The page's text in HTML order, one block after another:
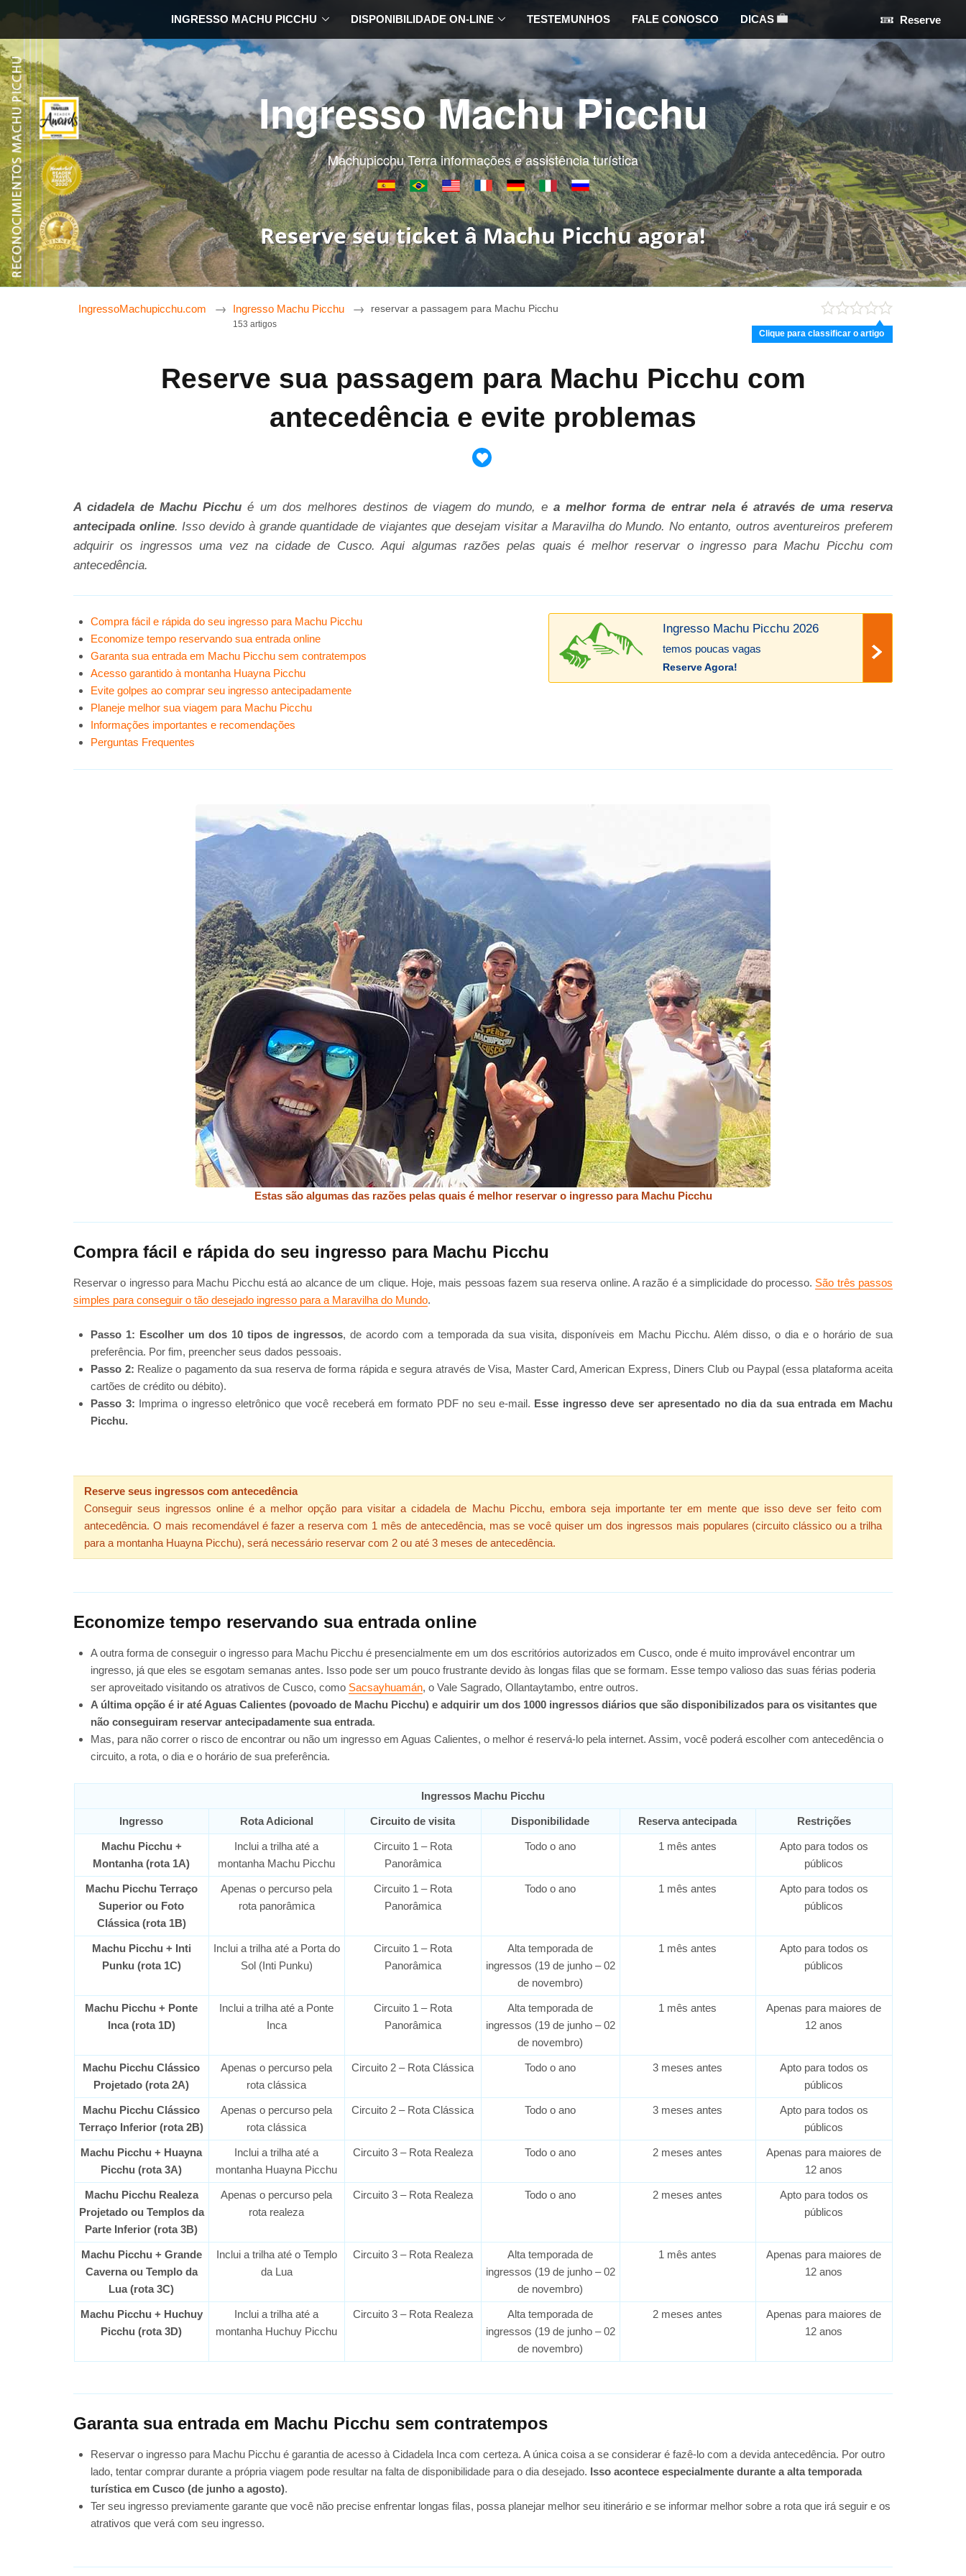
INGRESSO MACHU PICCHU DISPONIBILIDADE ON-LINE TESTEMUNHOS FALE CONOSCO DICAS Reserve
Ingresso Machu Picchu
Machupicchu Terra informações e assistência turística
Reserve seu ticket â Machu Picchu agora!
IngressoMachupicchu.com Ingresso Machu Picchu
153 artigos
reservar a passagem para Machu Picchu
Clique para classificar o artigo
Reserve sua passagem para Machu Picchu com
antecedência e evite problemas
A cidadela de Machu Picchu é um dos melhores destinos de viagem do mundo, ea melhor forma de entrar nela é através de uma reserva
antecipada online. Isso devido à grande quantidade de viajantes que desejam visitar a Maravilha do Mundo. No entanto, outros aventureiros preferem
adquirir os ingressos uma vez na cidade de Cusco. Aqui algumas razões pelas quais é melhor reservar o ingresso para Machu Picchu com
antecedência.
Ingresso Machu Picchu 2026
temos poucas vagas
Reserve Agora!
Compra fácil e rápida do seu ingresso para Machu Picchu
Economize tempo reservando sua entrada online
Garanta sua entrada em Machu Picchu sem contratempos
Acesso garantido à montanha Huayna Picchu
Evite golpes ao comprar seu ingresso antecipadamente
Planeje melhor sua viagem para Machu Picchu
Informações importantes e recomendações
Perguntas Frequentes
Estas são algumas das razões pelas quais é melhor reservar o ingresso para Machu Picchu
Compra fácil e rápida do seu ingresso para Machu Picchu
Reservar o ingresso para Machu Picchu está ao alcance de um clique. Hoje, mais pessoas fazem sua reserva online. A razão é a simplicidade do processo. São três passos
simples para conseguir o tão desejado ingresso para a Maravilha do Mundo.
Passo 1: Escolher um dos 10 tipos de ingressos, de acordo com a temporada da sua visita, disponíveis em Machu Picchu. Além disso, o dia e o horário de sua
preferência. Por fim, preencher seus dados pessoais.
Passo 2: Realize o pagamento da sua reserva de forma rápida e segura através de Visa, Master Card, American Express, Diners Club ou Paypal (essa plataforma aceita
cartões de crédito ou débito).
Passo 3: Imprima o ingresso eletrônico que você receberá em formato PDF no seu e-mail. Esse ingresso deve ser apresentado no dia da sua entrada em Machu
Picchu.
Reserve seus ingressos com antecedência
Conseguir seus ingressos online é a melhor opção para visitar a cidadela de Machu Picchu, embora seja importante ter em mente que isso deve ser feito com
antecedência. O mais recomendável é fazer a reserva com 1 mês de antecedência, mas se você quiser um dos ingressos mais populares (circuito clássico ou a trilha
para a montanha Huayna Picchu), será necessário reservar com 2 ou até 3 meses de antecedência.
Economize tempo reservando sua entrada online
A outra forma de conseguir o ingresso para Machu Picchu é presencialmente em um dos escritórios autorizados em Cusco, onde é muito improvável encontrar um
ingresso, já que eles se esgotam semanas antes. Isso pode ser um pouco frustrante devido às longas filas que se formam. Esse tempo valioso das suas férias poderia
ser aproveitado visitando os atrativos de Cusco, como Sacsayhuamán, o Vale Sagrado, Ollantaytambo, entre outros.
A última opção é ir até Aguas Calientes (povoado de Machu Picchu) e adquirir um dos 1000 ingressos diários que são disponibilizados para os visitantes que
não conseguiram reservar antecipadamente sua entrada.
Mas, para não correr o risco de encontrar ou não um ingresso em Aguas Calientes, o melhor é reservá-lo pela internet. Assim, você poderá escolher com antecedência o
circuito, a rota, o dia e o horário de sua preferência.
Ingressos Machu Picchu
Ingresso Rota Adicional Circuito de visita Disponibilidade Reserva antecipada Restrições
Machu Picchu +
Montanha (rota 1A)
Inclui a trilha até a
montanha Machu Picchu
Circuito 1 – Rota
Panorâmica
Todo o ano 1 mês antes
Apto para todos os
públicos
Machu Picchu Terraço
Superior ou Foto
Clássica (rota 1B)
Apenas o percurso pela
rota panorâmica
Circuito 1 – Rota
Panorâmica
Todo o ano 1 mês antes
Apto para todos os
públicos
Machu Picchu + Inti
Punku (rota 1C)
Inclui a trilha até a Porta do
Sol (Inti Punku)
Circuito 1 – Rota
Panorâmica
Alta temporada de
ingressos (19 de junho – 02
de novembro)
1 mês antes
Apto para todos os
públicos
Machu Picchu + Ponte
Inca (rota 1D)
Inclui a trilha até a Ponte
Inca
Circuito 1 – Rota
Panorâmica
Alta temporada de
ingressos (19 de junho – 02
de novembro)
1 mês antes
Apenas para maiores de
12 anos
Machu Picchu Clássico
Projetado (rota 2A)
Apenas o percurso pela
rota clássica
Circuito 2 – Rota Clássica Todo o ano 3 meses antes
Apto para todos os
públicos
Machu Picchu Clássico
Terraço Inferior (rota 2B)
Apenas o percurso pela
rota clássica
Circuito 2 – Rota Clássica Todo o ano 3 meses antes
Apto para todos os
públicos
Machu Picchu + Huayna
Picchu (rota 3A)
Inclui a trilha até a
montanha Huayna Picchu
Circuito 3 – Rota Realeza Todo o ano 2 meses antes
Apenas para maiores de
12 anos
Machu Picchu Realeza
Projetado ou Templos da
Parte Inferior (rota 3B)
Apenas o percurso pela
rota realeza
Circuito 3 – Rota Realeza Todo o ano 2 meses antes
Apto para todos os
públicos
Machu Picchu + Grande
Caverna ou Templo da
Lua (rota 3C)
Inclui a trilha até o Templo
da Lua
Circuito 3 – Rota Realeza
Alta temporada de
ingressos (19 de junho – 02
de novembro)
1 mês antes
Apenas para maiores de
12 anos
Machu Picchu + Huchuy
Picchu (rota 3D)
Inclui a trilha até a
montanha Huchuy Picchu
Circuito 3 – Rota Realeza
Alta temporada de
ingressos (19 de junho – 02
de novembro)
2 meses antes
Apenas para maiores de
12 anos
Garanta sua entrada em Machu Picchu sem contratempos
Reservar o ingresso para Machu Picchu é garantia de acesso à Cidadela Inca com certeza. A única coisa a se considerar é fazê-lo com a devida antecedência. Por outro
lado, tentar comprar durante a própria viagem pode resultar na falta de disponibilidade para o dia desejado. Isso acontece especialmente durante a alta temporada
turística em Cusco (de junho a agosto).
Ter seu ingresso previamente garante que você não precise enfrentar longas filas, possa planejar melhor seu itinerário e se informar melhor sobre a rota que irá seguir e os
atrativos que verá com seu ingresso.